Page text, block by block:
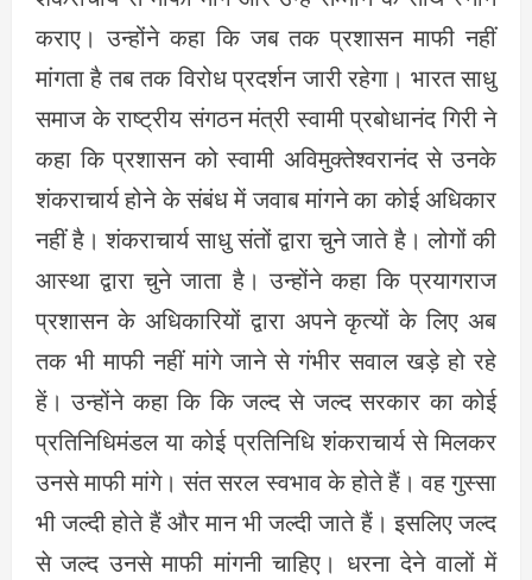
कराए। उन्होंने कहा कि जब तक प्रशासन माफी नहीं
मांगता है तब तक विरोध प्रदर्शन जारी रहेगा। भारत साधु
समाज के राष्ट्रीय संगठन मंत्री स्वामी प्रबोधानंद गिरी ने
कहा कि प्रशासन को स्वामी अविमुक्तेश्वरानंद से उनके
शंकराचार्य होने के संबंध में जवाब मांगने का कोई अधिकार
नहीं है। शंकराचार्य साधु संतों द्वारा चुने जाते है। लोगों की
आस्था द्वारा चुने जाता है। उन्होंने कहा कि प्रयागराज
प्रशासन के अधिकारियों द्वारा अपने कृत्यों के लिए अब
तक भी माफी नहीं मांगे जाने से गंभीर सवाल खड़े हो रहे
हें। उन्होंने कहा कि कि जल्द से जल्द सरकार का कोई
प्रतिनिधिमंडल या कोई प्रतिनिधि शंकराचार्य से मिलकर
उनसे माफी मांगे। संत सरल स्वभाव के होते हैं। वह गुस्सा
भी जल्दी होते हैं और मान भी जल्दी जाते हैं। इसलिए जल्द
से जल्द उनसे माफी मांगनी चाहिए। धरना देने वालों में